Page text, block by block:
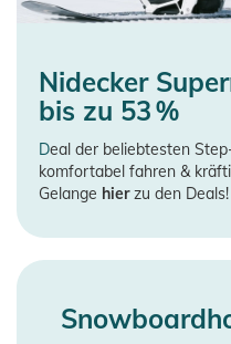
Nidecker
bis zu 53 %
Deal der beliebtesten
komfortabel fahren &
Gelange hierzu den Deals!